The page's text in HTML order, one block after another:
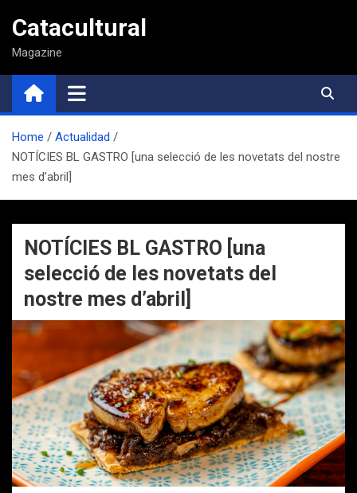
contenido
Catacultural
Magazine
Home
Actualidad
NOTÍCIES BL GASTRO [una selecció de les novetats del nostre
mes d’abril]
NOTÍCIES BL GASTRO [una
selecció de les novetats del
nostre mes d’abril]